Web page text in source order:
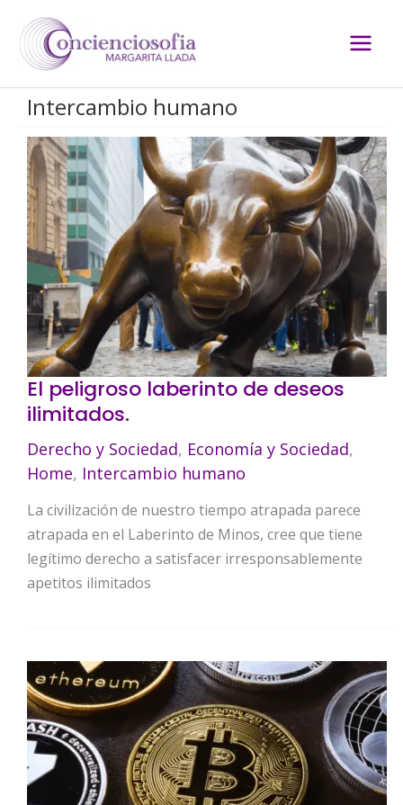
contenido
Intercambio humano
El peligroso laberinto de deseos
ilimitados.
Derecho y Sociedad, Economía y Sociedad,
Home, Intercambio humano
La civilización de nuestro tiempo atrapada parece
atrapada en el Laberinto de Minos, cree que tiene
legítimo derecho a satisfacer irresponsablemente
apetitos ilimitados